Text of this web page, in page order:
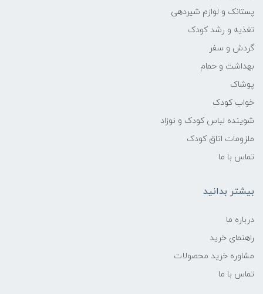
پستانک و لوازم شیردهی
تغذیه و رشد کودک
گردش و سفر
بهداشت و حمام
پوشاک
خواب کودک
شوینده لباس کودک و نوزاد
ملزومات اتاق کودک
تماس با ما
بیشتر بدانید
درباره ما
راهنمای خرید
مشاوره خرید محصولات
تماس با ما